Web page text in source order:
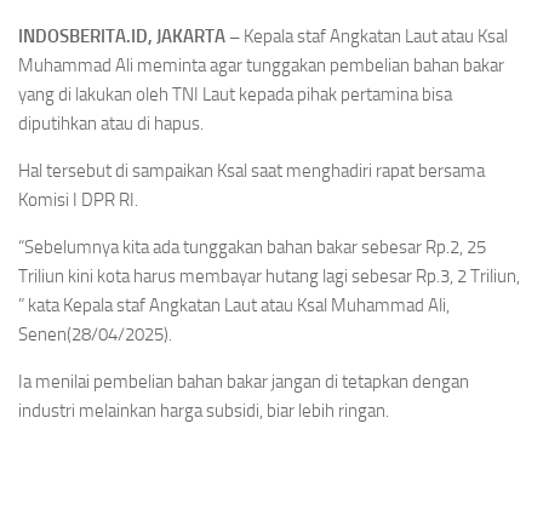
INDOSBERITA.ID, JAKARTA – Kepala staf Angkatan Laut atau Ksal
Muhammad Ali meminta agar tunggakan pembelian bahan bakar
yang di lakukan oleh TNI Laut kepada pihak pertamina bisa
diputihkan atau di hapus.
Hal tersebut di sampaikan Ksal saat menghadiri rapat bersama
Komisi I DPR RI.
“Sebelumnya kita ada tunggakan bahan bakar sebesar Rp.2, 25
Triliun kini kota harus membayar hutang lagi sebesar Rp.3, 2 Triliun,
” kata Kepala staf Angkatan Laut atau Ksal Muhammad Ali,
Senen(28/04/2025).
Ia menilai pembelian bahan bakar jangan di tetapkan dengan
industri melainkan harga subsidi, biar lebih ringan.